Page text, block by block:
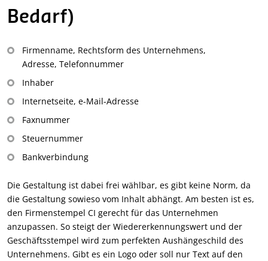
Bedarf)
Firmenname, Rechtsform des Unternehmens,
Adresse, Telefonnummer
Inhaber
Internetseite, e-Mail-Adresse
Faxnummer
Steuernummer
Bankverbindung
Die Gestaltung ist dabei frei wählbar, es gibt keine Norm, da
die Gestaltung sowieso vom Inhalt abhängt. Am besten ist es,
den Firmenstempel CI gerecht für das Unternehmen
anzupassen. So steigt der Wiedererkennungswert und der
Geschäftsstempel wird zum perfekten Aushängeschild des
Unternehmens. Gibt es ein Logo oder soll nur Text auf den